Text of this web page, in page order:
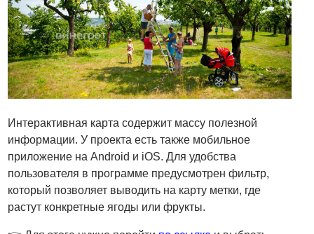
Интерактивная карта содержит массу полезной
информации. У проекта есть также мобильное
приложение на Android и iOS. Для удобства
пользователя в программе предусмотрен фильтр,
который позволяет выводить на карту метки, где
растут конкретные ягоды или фрукты.